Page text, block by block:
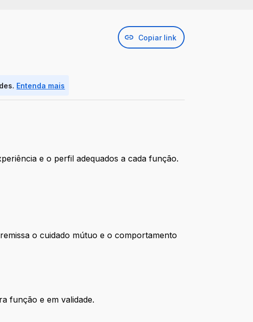
Copiar link
Entenda mais
e o perfil adequados a cada função.
o cuidado mútuo e o comportamento
função e em validade.